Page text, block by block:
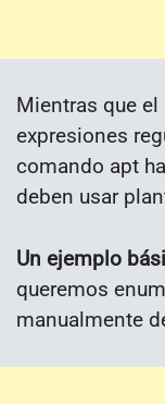
Mientras que
expresiones
comando apt
deben usar
Un ejemplo
queremos
manualmente